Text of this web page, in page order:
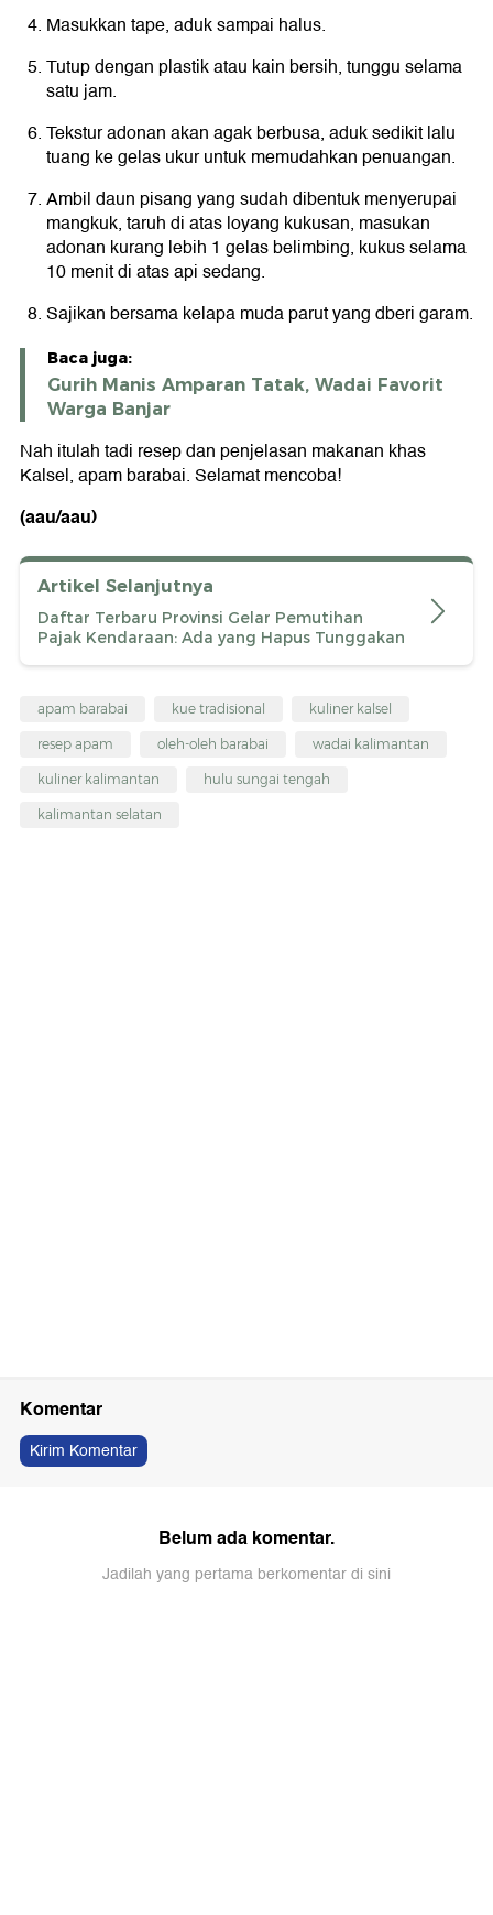
Masukkan tape, aduk sampai halus.
Tutup dengan plastik atau kain bersih, tunggu selama
satu jam.
Tekstur adonan akan agak berbusa, aduk sedikit lalu
tuang ke gelas ukur untuk memudahkan penuangan.
Ambil daun pisang yang sudah dibentuk menyerupai
mangkuk, taruh di atas loyang kukusan, masukan
adonan kurang lebih 1 gelas belimbing, kukus selama
10 menit di atas api sedang.
Sajikan bersama kelapa muda parut yang dberi garam.
Baca juga:
Gurih Manis Amparan Tatak, Wadai Favorit
Warga Banjar
Nah itulah tadi resep dan penjelasan makanan khas
Kalsel, apam barabai. Selamat mencoba!
(aau/aau)
Artikel Selanjutnya
Daftar Terbaru Provinsi Gelar Pemutihan
Pajak Kendaraan: Ada yang Hapus Tunggakan
apam barabai kue tradisional kuliner kalsel
resep apam oleh-oleh barabai wadai kalimantan
kuliner kalimantan hulu sungai tengah
kalimantan selatan
Komentar
Kirim Komentar
Belum ada komentar.
Jadilah yang pertama berkomentar di sini